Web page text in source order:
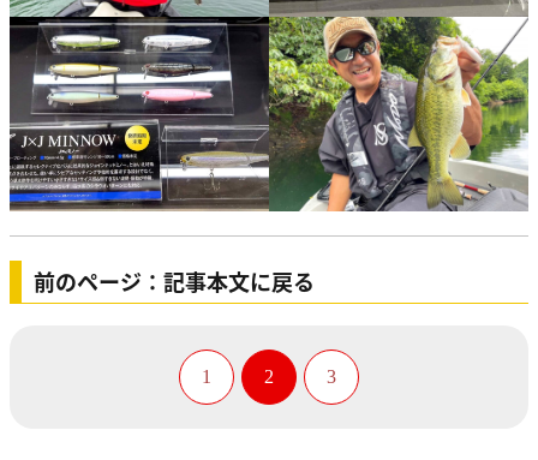
前のページ：記事本文に戻る
1 2 3